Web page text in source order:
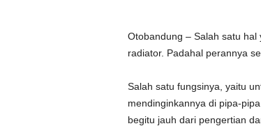
Otobandung – Salah satu
radiator. Padahal perannya
Salah satu fungsinya, yaitu
mendinginkannya di pipa-
begitu jauh dari pengertian